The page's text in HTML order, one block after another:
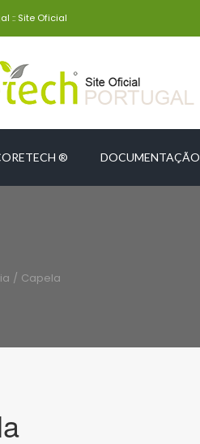
:: Site Oficial
® DOCUMENTAÇÃO
/ Capela